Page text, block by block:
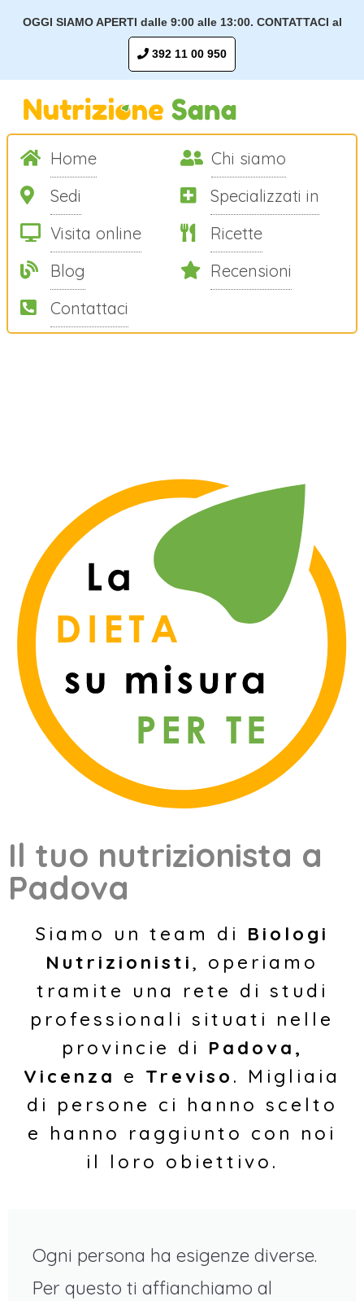
OGGI SIAMO APERTI dalle 9:00 alle 13:00. CONTATTACI al
392 11 00 950
Home
Chi siamo
Sedi
Specializzati in
Visita online
Ricette
Blog
Recensioni
Contattaci
Il tuo nutrizionista a
Padova
Siamo un team di Biologi
Nutrizionisti, operiamo
tramite una rete di studi
professionali situati nelle
provincie di Padova,
Vicenza e Treviso . Migliaia
di persone ci hanno scelto
e hanno raggiunto con noi
il loro obiettivo.
Ogni persona ha esigenze diverse.
Per questo ti affianchiamo al